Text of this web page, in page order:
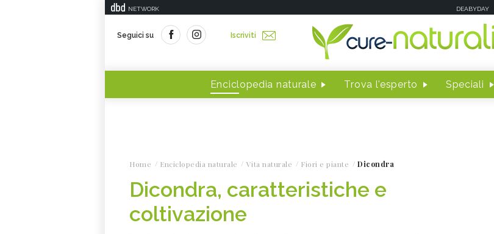
NETWORK DEABYDAY
Seguici su Iscriviti
Enciclopedia naturale Trova l'esperto Speciali
Home Enciclopedia naturale Vita naturale Fiori e piante Dicondra
Dicondra, caratteristiche e
coltivazione